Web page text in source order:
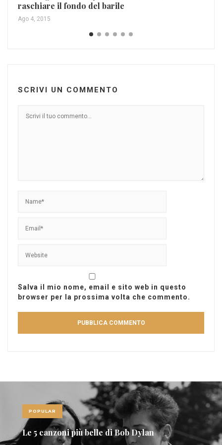
raschiare il fondo del barile
Ago 4, 2015
SCRIVI UN COMMENTO
Salva il mio nome, email e sito web in questo
browser per la prossima volta che commento.
POPULAR
Le 5 canzoni più belle di Bob Dylan